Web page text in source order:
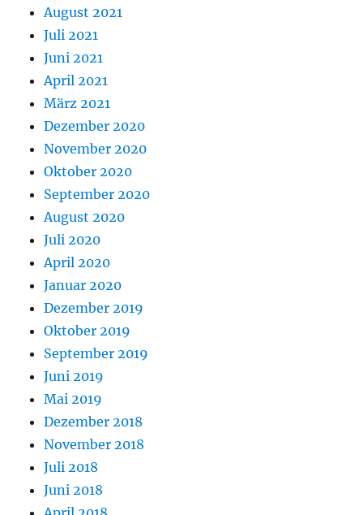
August 2021
Juli 2021
Juni 2021
April 2021
März 2021
Dezember 2020
November 2020
Oktober 2020
September 2020
August 2020
Juli 2020
April 2020
Januar 2020
Dezember 2019
Oktober 2019
September 2019
Juni 2019
Mai 2019
Dezember 2018
November 2018
Juli 2018
Juni 2018